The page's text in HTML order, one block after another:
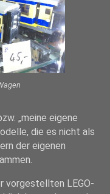
„meine eigene
die es nicht als
der eigenen
vorgestellten LEGO-